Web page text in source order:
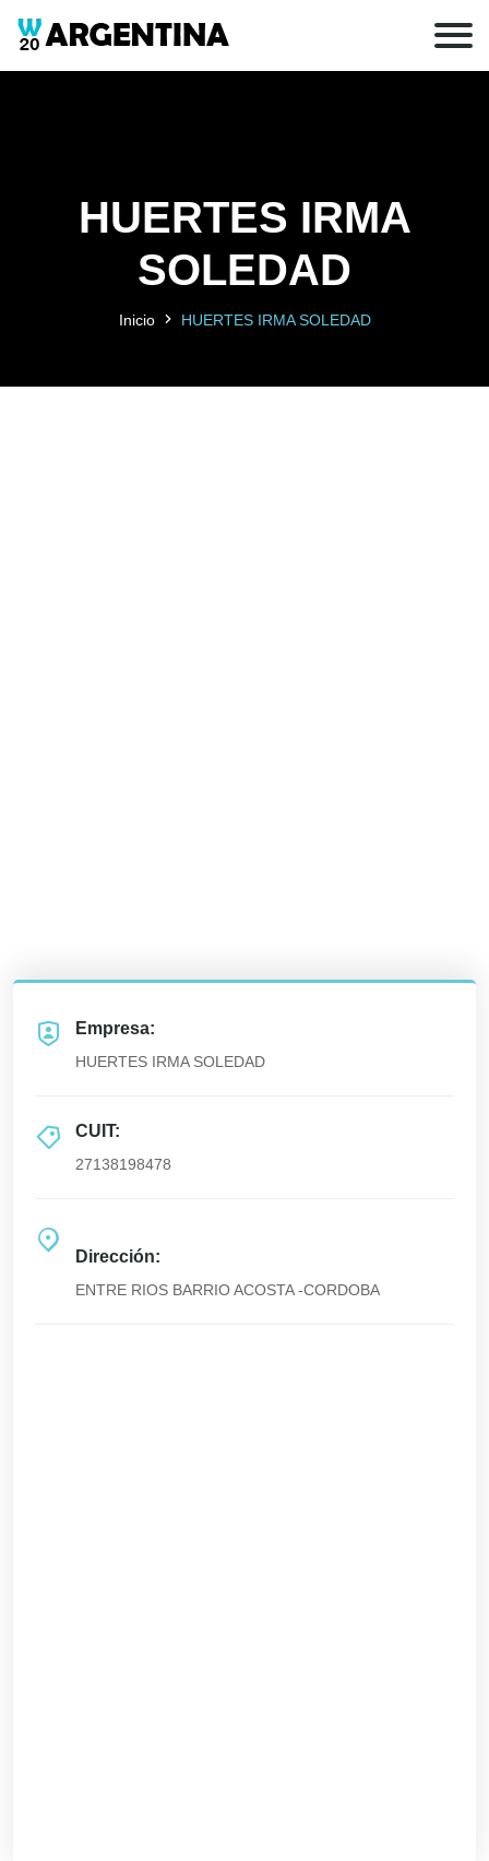
HUERTES IRMA
SOLEDAD
Inicio HUERTES IRMA SOLEDAD
Empresa:
HUERTES IRMA SOLEDAD
CUIT:
27138198478
Dirección:
ENTRE RIOS BARRIO ACOSTA -CORDOBA